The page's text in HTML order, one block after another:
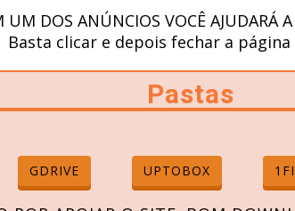
UM DOS ANÚNCIOS VOCÊ AJUDARÁ
Basta clicar e depois fechar a
Pastas
GDRIVE UPTOBOX